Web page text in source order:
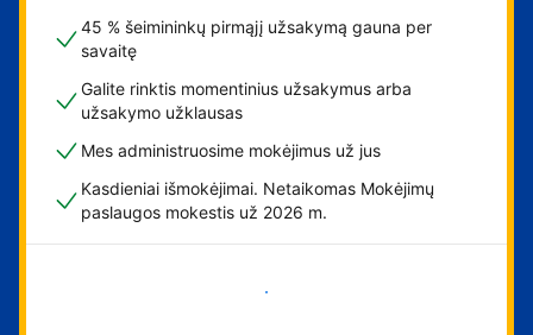
45 % šeimininkų pirmąjį užsakymą gauna per
savaitę
Galite rinktis momentinius užsakymus arba
užsakymo užklausas
Mes administruosime mokėjimus už jus
Kasdieniai išmokėjimai. Netaikomas Mokėjimų
paslaugos mokestis už 2026 m.
Pradėti